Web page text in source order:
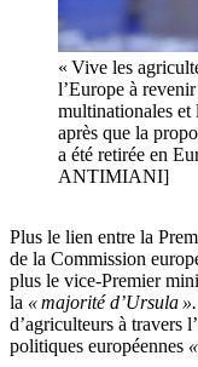
« Vive les
l’Europe à
multinationales et
après que la
a été retirée en
ANTIMIANI]
Plus le lien entre la
de la Commission
plus le vice-Premier
la « majorité d’Ursula ».
d’agriculteurs à travers
politiques européennes